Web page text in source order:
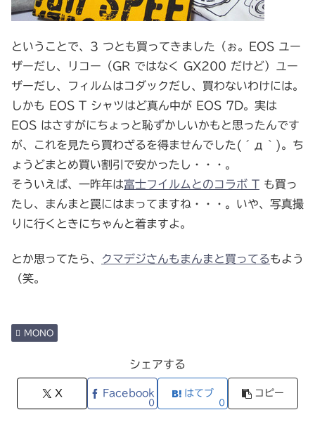
ということで、3 つとも買ってきました（ぉ。EOS ユー
ザーだし、リコー（GR ではなく GX200 だけど）ユー
ザーだし、フィルムはコダックだし、買わないわけには。
しかも EOS T シャツはど真ん中が EOS 7D。実は
EOS はさすがにちょっと恥ずかしいかもと思ったんです
が、これを見たら買わざるを得ませんでした(´д｀)。ち
ょうどまとめ買い割引で安かったし・・・。
そういえば、一昨年は富士フイルムとのコラボ T も買っ
たし、まんまと罠にはまってますね・・・。いや、写真撮
りに行くときにちゃんと着ますよ。
とか思ってたら、 クマデジさんもまんまと買ってるもよう
（笑。
MONO
シェアする
X Facebook
0
はてブ
0
コピー